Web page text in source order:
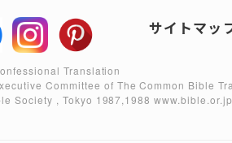
サイトマッ
Translation
Committee of The Common Bible
Society , Tokyo 1987,1988www.bible.or.jp